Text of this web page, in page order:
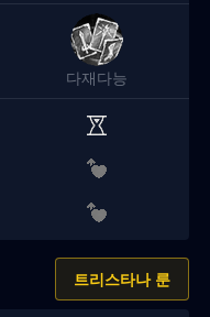
다재다능
트리스타나 룬